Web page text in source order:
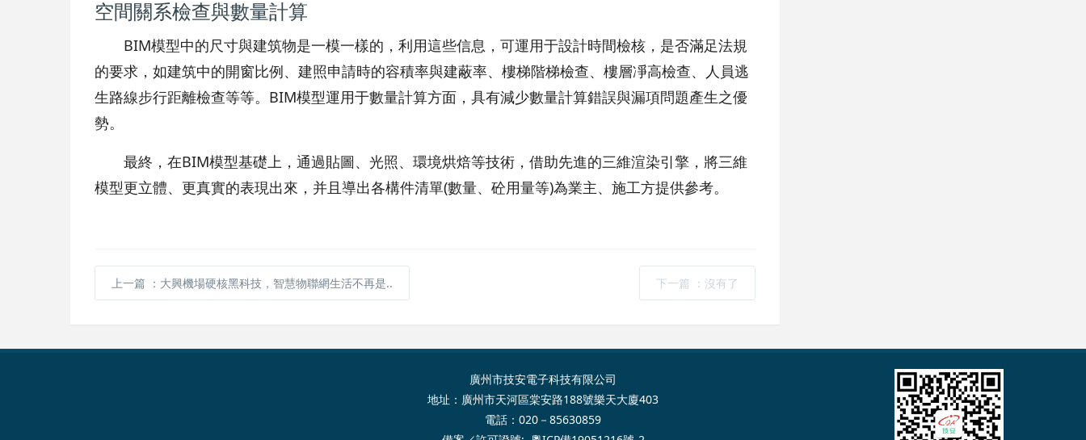
空間關系檢查與數量計算
BIM模型中的尺寸與建筑物是一模一樣的，利用這些信息，可運用于設計時間檢核，是否滿足法規
的要求，如建筑中的開窗比例、建照申請時的容積率與建蔽率、樓梯階梯檢查、樓層凈高檢查、人員逃
生路線步行距離檢查等等。BIM模型運用于數量計算方面，具有減少數量計算錯誤與漏項問題產生之優
勢。
最終，在BIM模型基礎上，通過貼圖、光照、環境烘焙等技術，借助先進的三維渲染引擎，將三維
模型更立體、更真實的表現出來，并且導出各構件清單(數量、砼用量等)為業主、施工方提供參考。
上一篇 ：大興機場硬核黑科技，智慧物聯網生活不再是.. 下一篇 ：沒有了
廣州市技安電子科技有限公司
地址：廣州市天河區棠安路188號樂天大廈403
電話：020－85630859